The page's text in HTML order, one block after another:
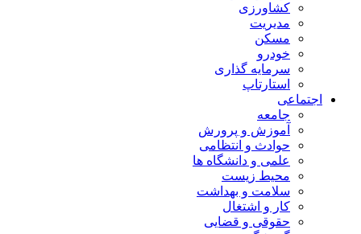
کشاورزی
مدیریت
مسکن
خودرو
سرمایه گذاری
استارتاپ
اجتماعی
جامعه
آموزش و پرورش
حوادث و انتظامی
علمی و دانشگاه ها
محیط زیست
سلامت و بهداشت
کار و اشتغال
حقوقی و قضایی